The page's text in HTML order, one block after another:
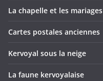
La chapelle et les mariages
Cartes postales anciennes
Kervoyal sous la neige
La faune kervoyalaise